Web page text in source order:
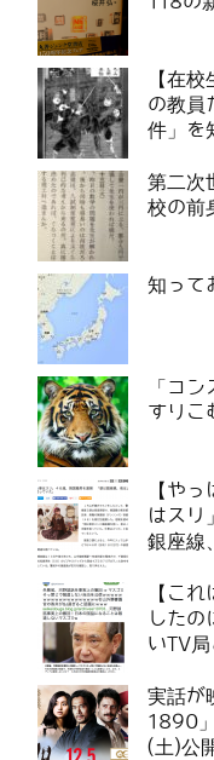
【在
の教員
件」を
第二次
校の前
知って
「コ
すりこ
【や
はス
銀座線
【こ
したの
いTV
実話が
1890
(土)公